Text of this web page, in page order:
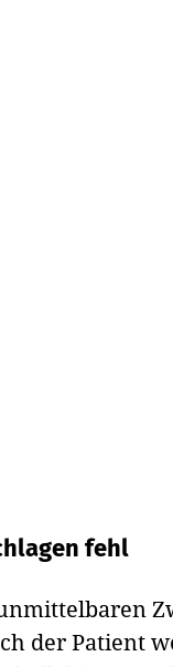
fehl
der Patient